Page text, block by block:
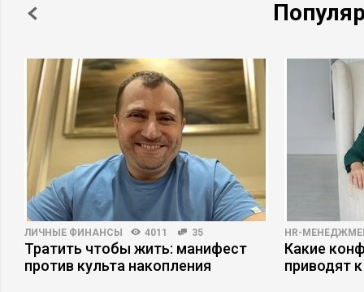
ЛИЧНЫЕ ФИНАНСЫ 4011 35
Тратить чтобы жить: манифест
против культа накопления
HR-
Какие
приводят